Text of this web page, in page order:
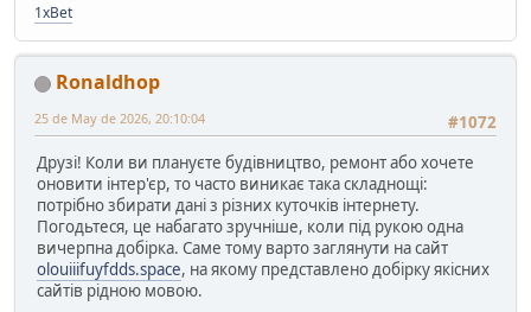
1xBet
Ronaldhop
#1072
25 de May de 2026, 20:10:04
Друзі! Коли ви плануєте будівництво, ремонт або хочете
оновити інтер'єр, то часто виникає така складнощі:
потрібно збирати дані з різних куточків інтернету.
Погодьтеся, це набагато зручніше, коли під рукою одна
вичерпна добірка. Саме тому варто заглянути на сайт
olouiiifuyfdds.space, на якому представлено добірку якісних
сайтів рідною мовою.